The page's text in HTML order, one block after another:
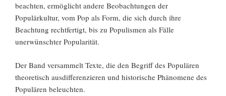
beachten, ermöglicht andere Beobachtungen der
Populärkultur, vom Pop als Form, die sich durch ihre
Beachtung rechtfertigt, bis zu Populismen als Fälle
unerwünschter Popularität.
Der Band versammelt Texte, die den Begriff des Populären
theoretisch ausdifferenzieren und historische Phänomene des
Populären beleuchten.